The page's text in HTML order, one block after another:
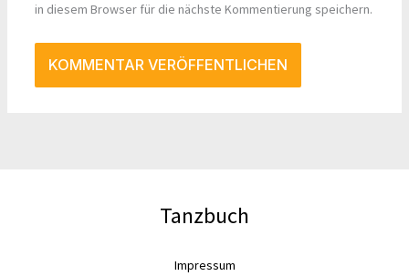
in diesem Browser für die nächste Kommentierung speichern.
Tanzbuch
Impressum